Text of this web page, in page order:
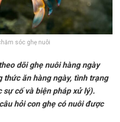
sóc ghẹ nuôi
dõi ghẹ nuôi hàng ngày
thức ăn hàng ngày, tình trạng
sự cố và biện pháp xử lý).
hỏi con ghẹ có nuôi được